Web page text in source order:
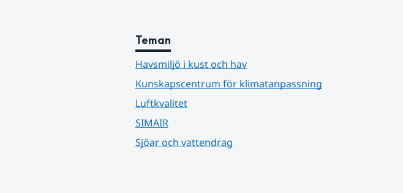
Teman
Havsmiljö i kust och hav
Kunskapscentrum för klimatanpassning
Luftkvalitet
SIMAIR
Sjöar och vattendrag